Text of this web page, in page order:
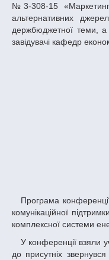
№3-308-15
альтернативних
держбюджетної теми, а
завідувачі кафедр
Програма конференції включала розгляд концептуальних маркетингових та логістичних основ енергозбереження за рахунок відповідної
комунікаційної
комплексної системи
У конференції взяли участь понад 100 учасників-представників провідних ВНЗ і компаній з України, Польщі та Болгарії. Із вітальним словом
до присутніх